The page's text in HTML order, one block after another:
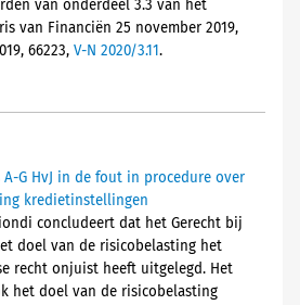
van onderdeel 3.3 van het
van Financiën 25 november 2019,
66223, V-N 2020/3.11.
A-G HvJ in de fout in procedure over
kredietinstellingen
concludeert dat het Gerecht bij
doel van de risicobelasting het
recht onjuist heeft uitgelegd. Het
het doel van de risicobelasting